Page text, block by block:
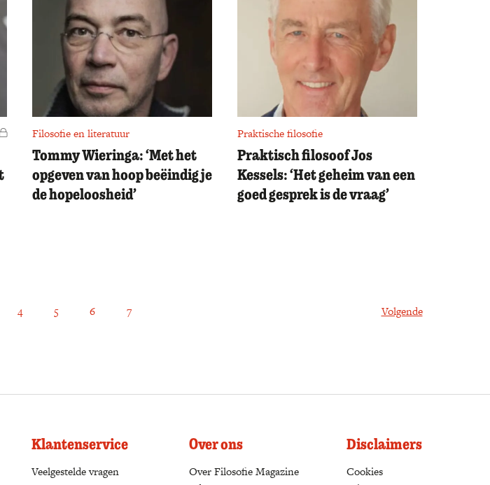
Voor ledenFilosofie en literatuur
Tommy Wieringa: ‘Met het
opgeven van hoop beëindig je
de hopeloosheid’
Praktische filosofie
Praktisch filosoof Jos
Kessels: ‘Het geheim van een
goed gesprek is de vraag’
4 5 6 7 Volgende
tab)
Klantenservice
Veelgestelde vragen
Over ons
Over Filosofie Magazine
Disclaimers
Cookies